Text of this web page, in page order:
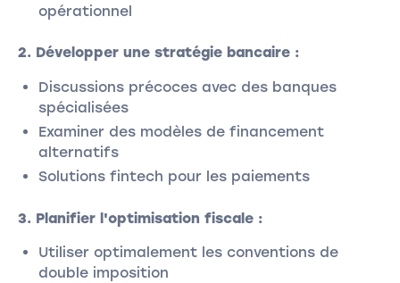
opérationnel
2. Développer une stratégie bancaire :
Discussions précoces avec des banques
spécialisées
Examiner des modèles de financement
alternatifs
Solutions fintech pour les paiements
3. Planifier l'optimisation fiscale :
Utiliser optimalement les conventions de
double imposition